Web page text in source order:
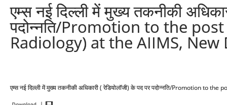
एम्स नई दिल्ली में मुख्य तकनीकी
पदोन्नति/Promotion to the
Radiology) at the AIIMS, New
एम्स नई दिल्ली में मुख्य तकनीकी अधिकारी ( रेडियोलॉजी) के पद पर पदोन्नति/Promotion